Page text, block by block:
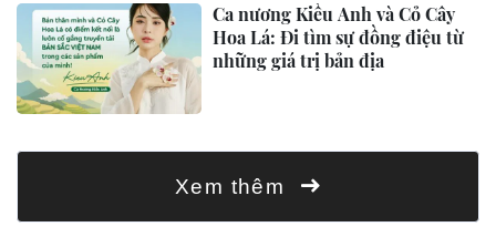
Ca nương Kiều Anh và Cỏ Cây
Hoa Lá: Đi tìm sự đồng điệu từ
những giá trị bản địa
Xem thêm